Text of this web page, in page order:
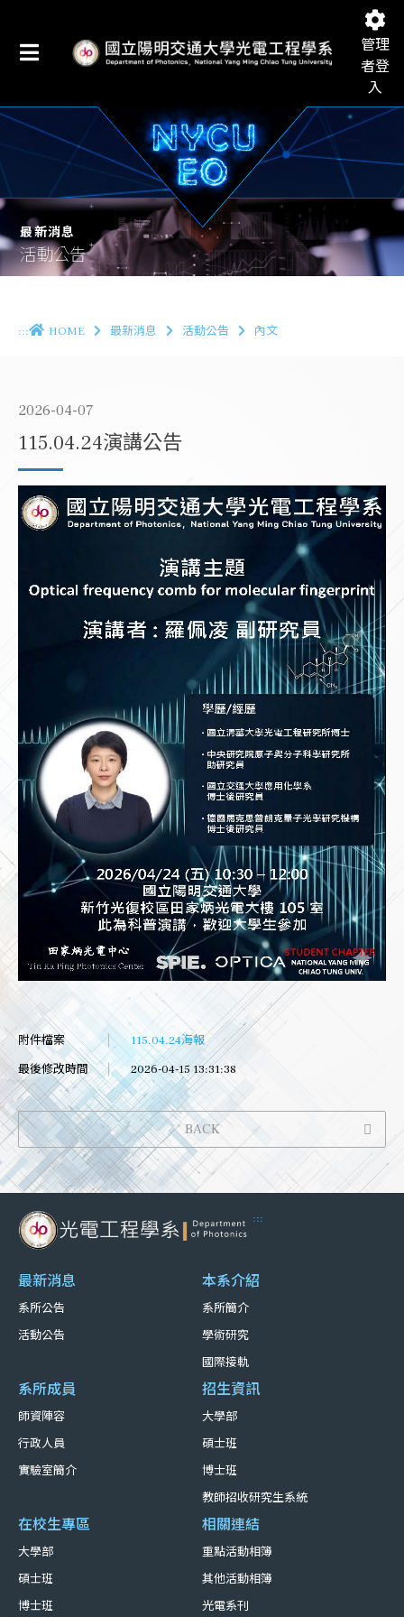
管理
者登
入
國立陽明交通大學光電工程學系
最新消息
活動公告
::: HOME 最新消息 活動公告 內文
2026-04-07
115.04.24演講公告
附件檔案
115.04.24海報
最後修改時間
2026-04-15 13:31:38
BACK
:::
最新消息
系所公告
活動公告
本系介紹
系所簡介
學術研究
國際接軌
系所成員
師資陣容
行政人員
實驗室簡介
招生資訊
大學部
碩士班
博士班
教師招收研究生系統
在校生專區
大學部
碩士班
博士班
相關連結
重點活動相簿
其他活動相簿
光電系刊